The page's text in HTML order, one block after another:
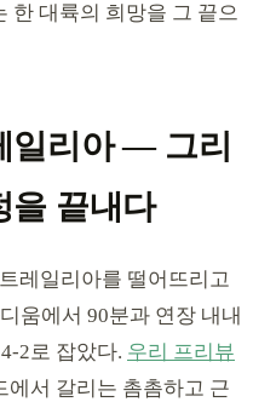
한 대륙의 희망을 그 끝으
일리아 — 그리
을 끝내다
레일리아를 떨어뜨리고
움에서 90분과 연장 내내
2로 잡았다. 우리 프리뷰
서 갈리는 촘촘하고 근